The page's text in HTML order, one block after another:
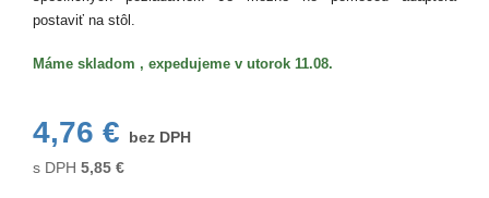
postaviť na stôl.
Máme skladom , expedujeme v utorok 11.08.
4,76 €
bez DPH
s DPH 5,85 €